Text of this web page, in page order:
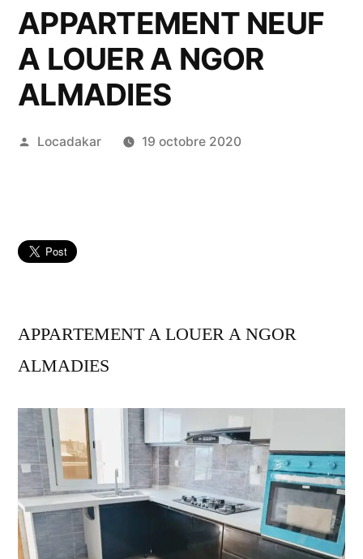
APPARTEMENT NEUF
A LOUER A NGOR
ALMADIES
Publié
Locadakar 19 octobre 2020
APPARTEMENT A LOUER A NGOR
ALMADIES